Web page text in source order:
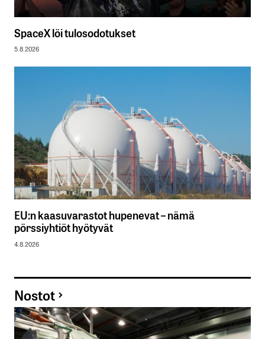
SpaceX löi tulosodotukset
5.8.2026
EU:n kaasuvarastot hupenevat – nämä
pörssiyhtiöt hyötyvät
4.8.2026
Nostot